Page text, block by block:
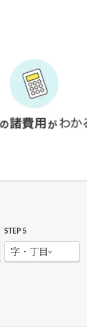
STEP 5
字・丁目